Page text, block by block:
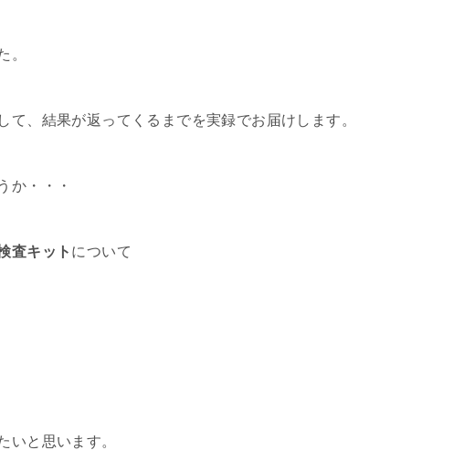
。
、結果が返ってくるまでを実録でお届けします。
か・・・
査キット について
いと思います。